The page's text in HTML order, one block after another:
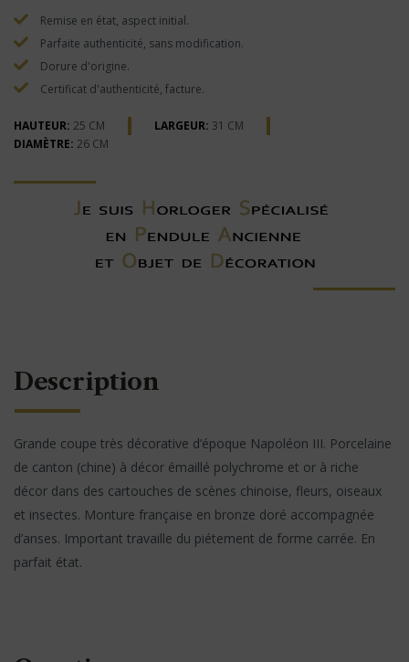
Remise en état, aspect initial.
Parfaite authenticité, sans modification.
Dorure d'origine.
Certificat d'authenticité, facture.
HAUTEUR: 25 CM LARGEUR: 31 CM
DIAMÈTRE: 26 CM
Description
Grande coupe très décorative d’époque Napoléon III. Porcelaine
de canton (chine) à décor émaillé polychrome et or à riche
décor dans des cartouches de scènes chinoise, fleurs, oiseaux
et insectes. Monture française en bronze doré accompagnée
d’anses. Important travaille du piétement de forme carrée. En
parfait état.